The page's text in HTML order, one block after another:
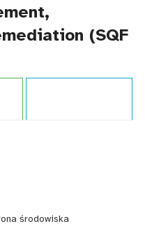
(SQF
środowiska